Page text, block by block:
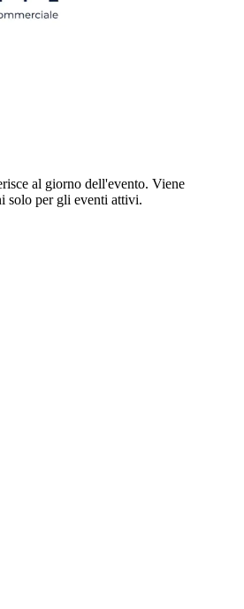
al giorno dell'evento. Viene
solo per gli eventi attivi.